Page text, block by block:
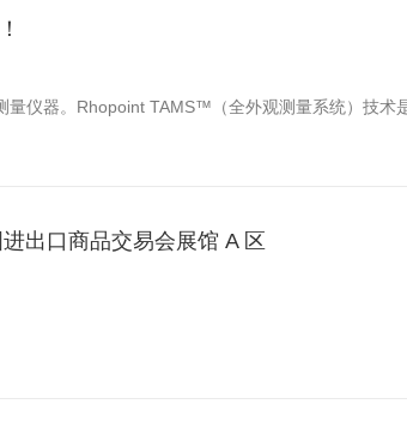
仪器。Rhopoint TAMS™（全外观测量系统）技术
出口商品交易会展馆 A 区